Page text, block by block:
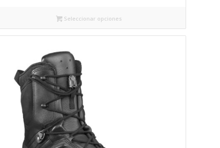
Seleccionar opciones